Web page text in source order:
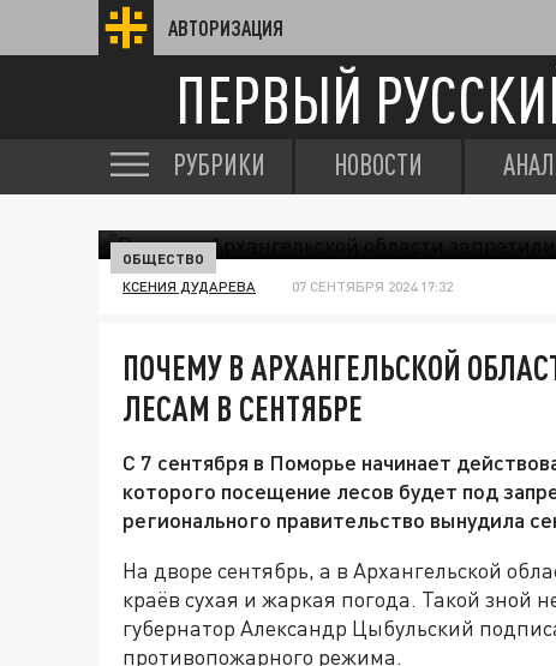
АВТОРИЗАЦИЯ
ПЕРВЫЙ
РУБРИКИ НОВОСТИ
ОБЩЕСТВО
КСЕНИЯ ДУДАРЕВА 07 СЕНТЯБРЯ 2024 17:32
ПОЧЕМУ В АРХАНГЕЛЬСКОЙ
ЛЕСАМ В СЕНТЯБРЕ
С 7 сентября в Поморье начинает
которого посещение лесов будет под
регионального правительство вынудила
На дворе сентябрь, а в Архангельской
краёв сухая и жаркая погода. Такой зной
губернатор Александр Цыбульский
противопожарного режима.